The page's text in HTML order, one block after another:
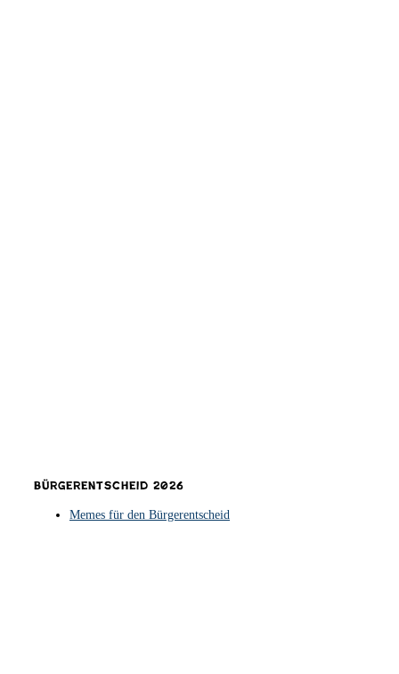
Bürgerentscheid 2026
Memes für den Bürgerentscheid